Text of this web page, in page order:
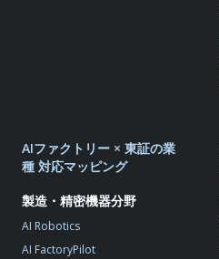
AIファクトリー × 東証の業
種 対応マッピング
製造・精密機器分野
AI Robotics
AI FactoryPilot